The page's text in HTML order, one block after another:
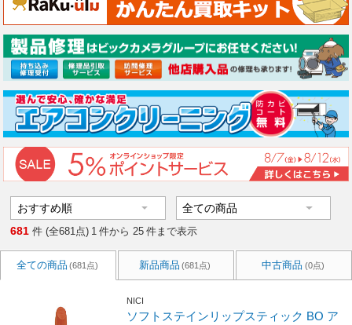
681 件 (全681点) 1 件から 25 件まで表示
全ての商品 (681点) 新品商品 (681点) 中古商品 (0点)
NICI
ソフトステインリップスティック BO ア